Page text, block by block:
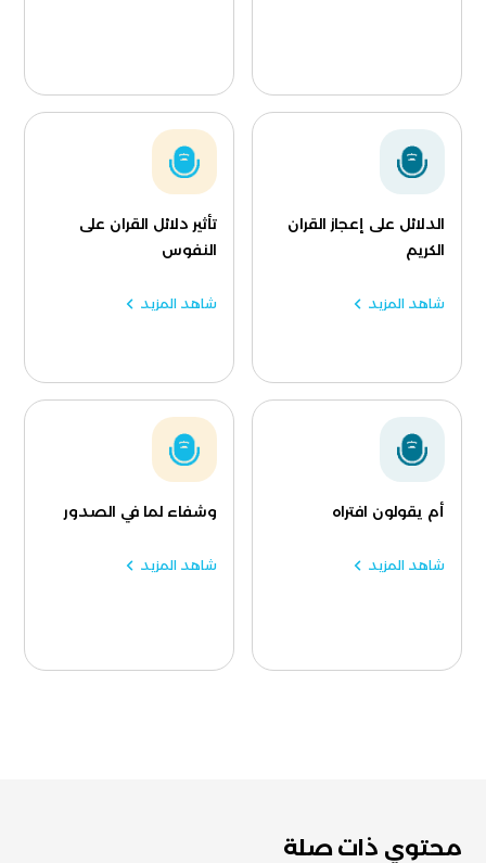
الدلائل على إعجاز القران
الكريم
شاهد المزيد
تأثير دلائل القران على
النفوس
شاهد المزيد
أم يقولون افتراه
شاهد المزيد
وشفاء لما في الصدور
شاهد المزيد
محتوي ذات صلة